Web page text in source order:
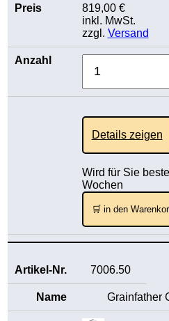
819,00 €
inkl. MwSt.
zzgl. Versand
Details zeigen
Wird für Sie
Wochen
🛒 in den
7006.50
Grainfather